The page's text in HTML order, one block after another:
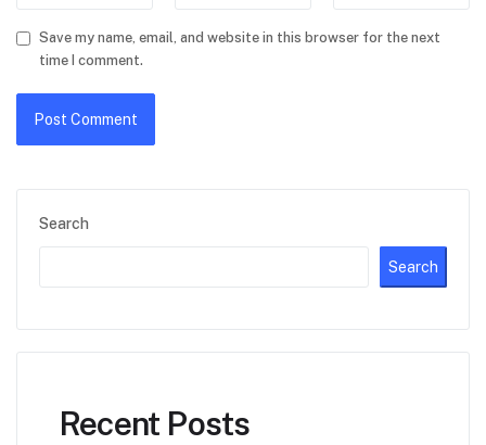
Search
Search
Recent Posts
Save my name, email, and website in this browser for the next
time I comment.